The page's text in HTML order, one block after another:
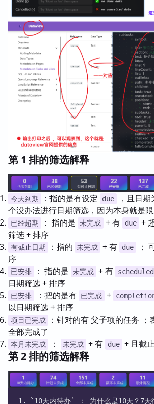
第 1 排的筛选解释
今天到期 ：指的是有设定 due
，且日
个没办法进行日期筛选，因为本身就是
已经超期 ： 指的是 未完成 + 有 due +
筛选 + 排序
有截止日期 ：指的 未完成 + 有 due
；
序
已安排 ： 指的是 未完成 + 有 scheduled
日期筛选 + 排序
已安排 ：把的是有 已完成 +
以日期筛选 + 排序
项目已完成
：针对的有 父子项的任务 ；
全部完成了
本月未完成 ： 未完成 + 有 due + 且截
第 2 排的筛选解释
1. `10天内待办` ： 为什么是10天？7天